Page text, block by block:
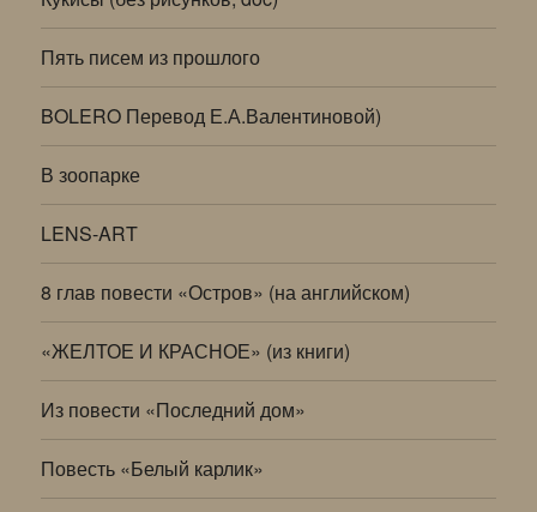
Пять писем из прошлого
BOLERO Перевод Е.А.Валентиновой)
В зоопарке
LENS-ART
8 глав повести «Остров» (на английском)
«ЖЕЛТОЕ И КРАСНОЕ» (из книги)
Из повести «Последний дом»
Повесть «Белый карлик»